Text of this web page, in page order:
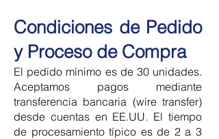
Condiciones de Pedido
y Proceso de Compra
El pedido mínimo es de 30 unidades.
Aceptamos pagos mediante
transferencia bancaria (wire transfer)
desde cuentas en EE.UU. El tiempo
de procesamiento típico es de 2 a 3